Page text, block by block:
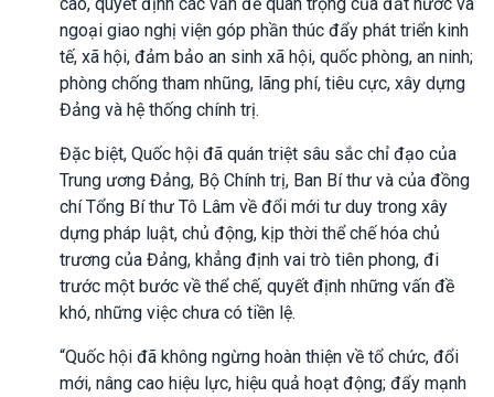
ngoại giao nghị viện góp phần thúc đẩy phát triển kinh
tế, xã hội, đảm bảo an sinh xã hội, quốc phòng, an ninh;
phòng chống tham nhũng, lãng phí, tiêu cực, xây dựng
Đảng và hệ thống chính trị.
Đặc biệt, Quốc hội đã quán triệt sâu sắc chỉ đạo của
Trung ương Đảng, Bộ Chính trị, Ban Bí thư và của đồng
chí Tổng Bí thư Tô Lâm về đổi mới tư duy trong xây
dựng pháp luật, chủ động, kịp thời thể chế hóa chủ
trương của Đảng, khẳng định vai trò tiên phong, đi
trước một bước về thể chế, quyết định những vấn đề
khó, những việc chưa có tiền lệ.
“Quốc hội đã không ngừng hoàn thiện về tổ chức, đổi
mới, nâng cao hiệu lực, hiệu quả hoạt động; đẩy mạnh